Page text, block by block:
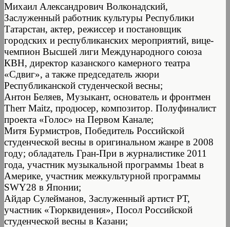
Михаил Александрович Волконадский,
Заслуженный работник культуры Республики
Татарстан, актер, режиссер и постановщик
городских и республиканских мероприятий, вице-
чемпион Высшей лиги Международного союза
КВН, директор казанского камерного театра
«Сдвиг», а также председатель жюри
Республиканской студенческой весны;
Антон Беляев, Музыкант, основатель и фронтмен
Therr Maitz, продюсер, композитор. Полуфиналист
проекта «Голос» на Первом Канале;
Митя Бурмистров, Победитель Российской
студенческой весны в оригинальном жанре в 2008
году; обладатель Гран-При в журналистике 2011
года, участник музыкальной программы 1beat в
Америке, участник межкультурной программы
SWY28 в Японии;
Айдар Сулейманов, Заслуженный артист РТ,
участник «Тюрквидения», Посол Российской
студенческой весны в Казани;